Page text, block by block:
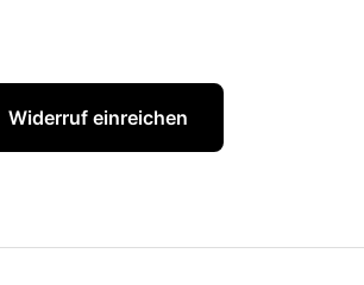
Widerruf einreichen